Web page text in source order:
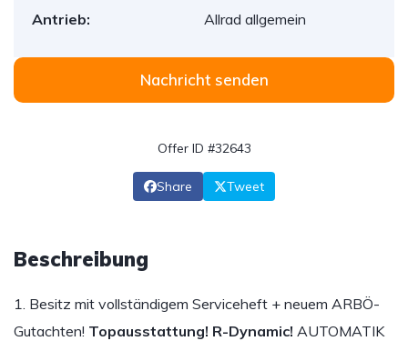
Antrieb:
Allrad allgemein
Nachricht senden
Offer ID #32643
Share Tweet
Beschreibung
1. Besitz mit vollständigem Serviceheft + neuem ARBÖ-
Gutachten! Topausstattung! R-Dynamic! AUTOMATIK